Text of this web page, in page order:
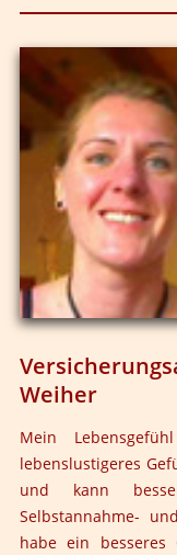
Lieder und mein
mich völlig
für mich der
Freiheit. Der
der einzig
Weiher
Mein
lebenslustigeres
und kann
Selbstannahme-
habe ein